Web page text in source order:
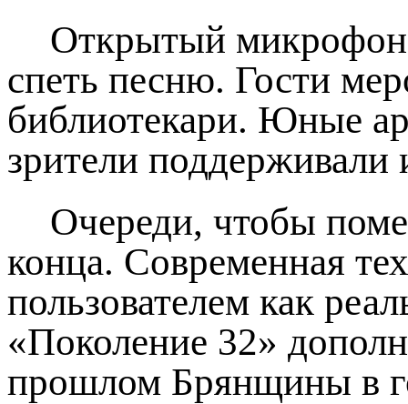
Открытый микрофон
спеть песню. Гости
библиотекари. Юные
зрители
Очереди, чтобы
конца. Современная
пользователем как
«Поколение 32»
прошлом Брянщины в